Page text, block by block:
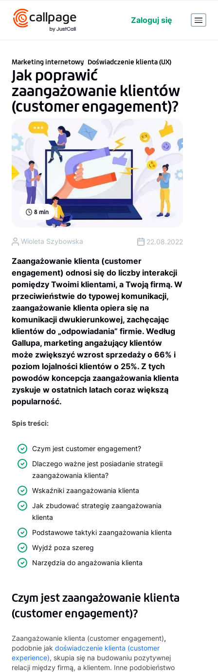
Zaloguj się
8 min
Marketing internetowy Doświadczenie klienta (UX)
Jak poprawić
zaangażowanie klientów
(customer engagement)?
Zaangażowanie klienta (customer
engagement) odnosi się do liczby interakcji
pomiędzy Twoimi klientami, a Twoją firmą. W
przeciwieństwie do typowej komunikacji,
zaangażowanie klienta opiera się na
komunikacji dwukierunkowej, zachęcając
klientów do „odpowiadania” firmie. Według
Gallupa, marketing angażujący klientów
może zwiększyć wzrost sprzedaży o 66% i
poziom lojalności klientów o 25%. Z tych
powodów koncepcja zaangażowania klienta
zyskuje w ostatnich latach coraz większą
popularność.
Wioleta Szybowska 22.08.2022
Spis treści:
Czym jest customer engagement?
Dlaczego ważne jest posiadanie strategii
zaangażowania klienta?
Wskaźniki zaangażowania klienta
Jak zbudować strategię zaangażowania
klienta
Podstawowe taktyki zaangażowania klienta
Wyjdź poza szereg
Narzędzia do angażowania klienta
Czym jest zaangażowanie klienta
(customer engagement)?
Zaangażowanie klienta (customer engagement),
podobnie jak doświadczenie klienta (customer
experience), skupia się na budowaniu pozytywnej
relacji między firmą, a klientem. Inne podobieństwo